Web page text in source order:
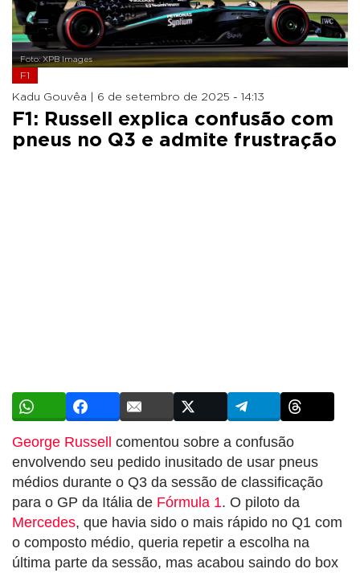
Foto: XPB Images
F1
Kadu Gouvêa | 6 de setembro de 2025 - 14:13
F1: Russell explica confusão com
pneus no Q3 e admite frustração
George Russell comentou sobre a confusão
envolvendo seu pedido inusitado de usar pneus
médios durante o Q3 da sessão de classificação
para o GP da Itália de Fórmula 1. O piloto da
Mercedes, que havia sido o mais rápido no Q1 com
o composto médio, queria repetir a escolha na
última parte da sessão, mas acabou saindo do box